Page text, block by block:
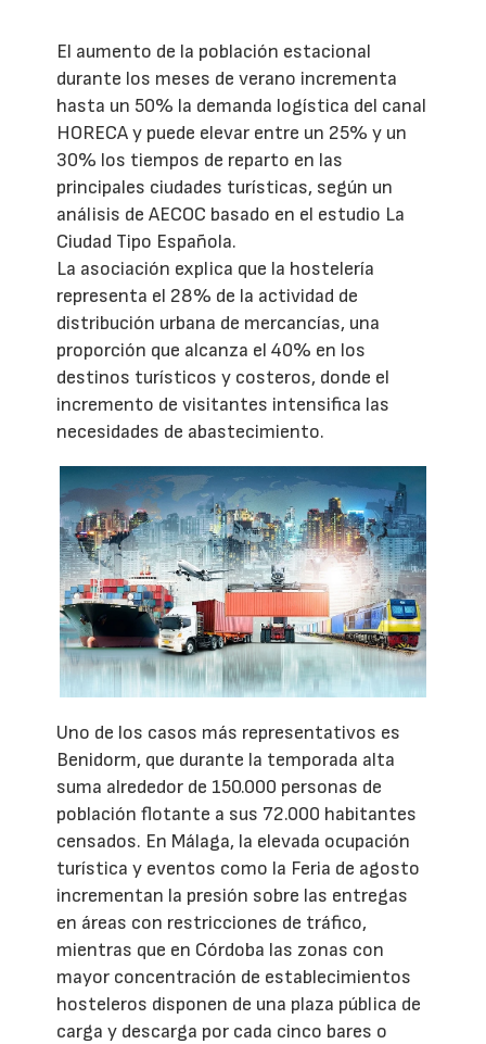
El aumento de la población estacional
durante los meses de verano incrementa
hasta un 50% la demanda logística del canal
HORECA y puede elevar entre un 25% y un
30% los tiempos de reparto en las
principales ciudades turísticas, según un
análisis de AECOC basado en el estudio La
Ciudad Tipo Española.
La asociación explica que la hostelería
representa el 28% de la actividad de
distribución urbana de mercancías, una
proporción que alcanza el 40% en los
destinos turísticos y costeros, donde el
incremento de visitantes intensifica las
necesidades de abastecimiento.
Uno de los casos más representativos es
Benidorm, que durante la temporada alta
suma alrededor de 150.000 personas de
población flotante a sus 72.000 habitantes
censados. En Málaga, la elevada ocupación
turística y eventos como la Feria de agosto
incrementan la presión sobre las entregas
en áreas con restricciones de tráfico,
mientras que en Córdoba las zonas con
mayor concentración de establecimientos
hosteleros disponen de una plaza pública de
carga y descarga por cada cinco bares o